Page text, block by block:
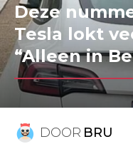
Deze
Tesla lokt
“Alleen in
DOOR BRU